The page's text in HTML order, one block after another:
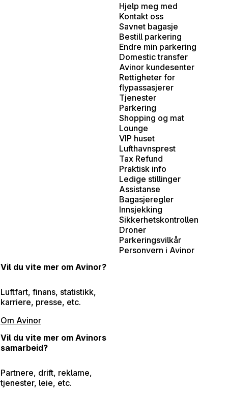
Hjelp meg med
Kontakt oss
Savnet bagasje
Bestill parkering
Endre min parkering
Domestic transfer
Avinor kundesenter
Rettigheter for
flypassasjerer
Tjenester
Parkering
Shopping og mat
Lounge
VIP huset
Lufthavnsprest
Tax Refund
Praktisk info
Ledige stillinger
Assistanse
Bagasjeregler
Innsjekking
Sikkerhetskontrollen
Droner
Parkeringsvilkår
Personvern i Avinor
Vil du vite mer om Avinor?
Luftfart, finans, statistikk,
karriere, presse, etc.
Om Avinor
Vil du vite mer om Avinors
samarbeid?
Partnere, drift, reklame,
tjenester, leie, etc.